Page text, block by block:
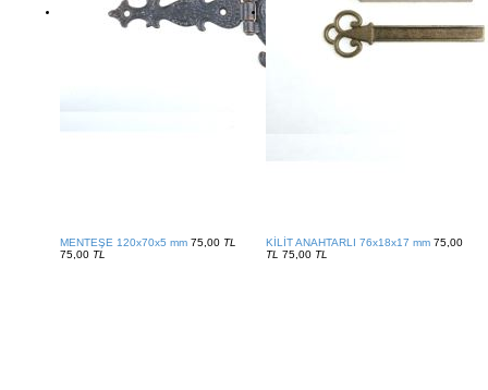
MENTEŞE 120x70x5 mm 75,00 TL
75,00 TL
KİLİT ANAHTARLI 76x18x17 mm 75,00
TL 75,00 TL